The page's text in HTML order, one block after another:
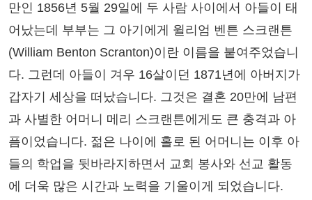
만인 1856년 5월 29일에 두 사람 사이에서 아들이 태
어났는데 부부는 그 아기에게 윌리엄 벤튼 스크랜튼
(William Benton Scranton)이란 이름을 붙여주었습니
다. 그런데 아들이 겨우 16살이던 1871년에 아버지가
갑자기 세상을 떠났습니다. 그것은 결혼 20만에 남편
과 사별한 어머니 메리 스크랜튼에게도 큰 충격과 아
픔이었습니다. 젊은 나이에 홀로 된 어머니는 이후 아
들의 학업을 뒷바라지하면서 교회 봉사와 선교 활동
에 더욱 많은 시간과 노력을 기울이게 되었습니다.